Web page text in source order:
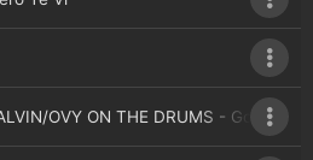
OVY ON THE DRUMS - Godzila